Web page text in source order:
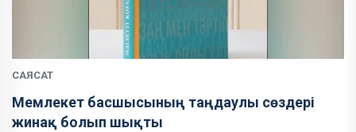
САЯСАТ
Мемлекет басшысының таңдаулы сөздері
жинақ болып шықты